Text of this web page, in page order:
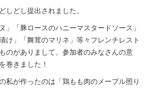
しどし提出されました。
」「豚ロースのハニーマスタードソース」
け」「舞茸のマリネ」等々フレンチレスト
のがありまして、参加者のみなさんの意
巻きました！
私が作ったのは「鶏もも肉のメープル照り